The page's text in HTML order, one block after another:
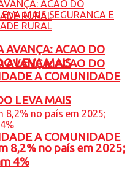
AVANÇA: ACAO DO
LEVA MAIS
A COMUNIDADE
AVANÇA: ACAO DO
LEVA MAIS
A COMUNIDADE
8,2% no país em 2025;
4%